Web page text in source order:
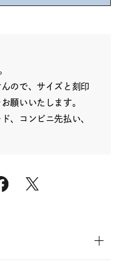
ので、サイズと刻印
願いいたします。
、コンビニ先払い、